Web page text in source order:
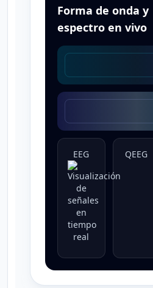
Forma de onda y
espectro en vivo
EEG QEEG